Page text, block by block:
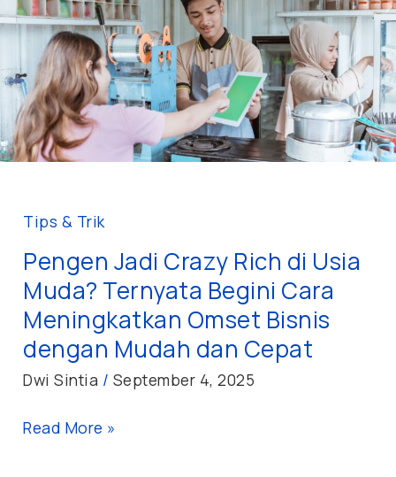
Tips & Trik
Pengen Jadi Crazy Rich di Usia
Muda? Ternyata Begini Cara
Meningkatkan Omset Bisnis
dengan Mudah dan Cepat
Dwi Sintia / September 4, 2025
Crazy
Rich
Usia
Muda?
Ternyata
Begini
Meningkatkan
Bisnis
dengan
Mudah
dan
Cepat
Read More »